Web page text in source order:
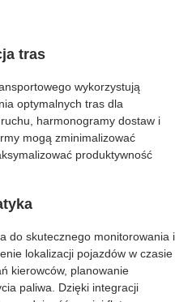
tras
wykorzystują
optymalnych tras dla
harmonogramy dostaw i
mogą zminimalizować
produktywność
do skutecznego monitorowania i
lokalizacji pojazdów w czasie
kierowców, planowanie
paliwa. Dzięki integracji